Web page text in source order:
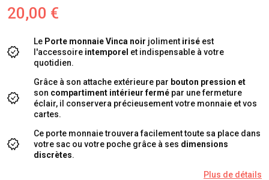
20,00 €
Le Porte monnaie Vinca noir joliment irisé est
l'accessoire intemporel et indispensable à votre
quotidien.
Grâce à son attache extérieure par bouton pression et
son compartiment intérieur fermé par une fermeture
éclair, il conservera précieusement votre monnaie et vos
cartes.
Ce porte monnaie trouvera facilement toute sa place dans
votre sac ou votre poche grâce à ses dimensions
discrètes.
Plus de détails